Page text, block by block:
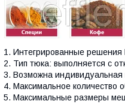
1. Интегрированные решения
2. Тип тюка: выполняется с
3. Возможна индивидуальная
4. Максимальное количество
5. Максимальные размеры